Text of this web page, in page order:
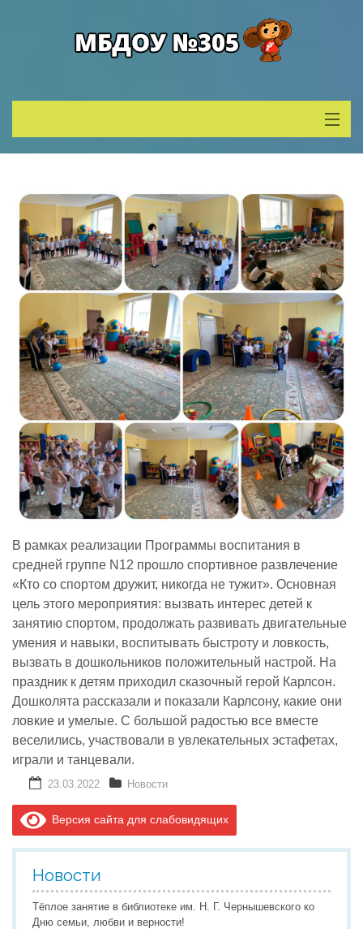
Деятельность
Родителям
Учитель года
Противодействие коррупции
Реализация соц заказа
Напишите нам
В рамках реализации Программы воспитания в
средней группе N12 прошло спортивное развлечение
«Кто со спортом дружит, никогда не тужит». Основная
цель этого мероприятия: вызвать интерес детей к
занятию спортом, продолжать развивать двигательные
умения и навыки, воспитывать быстроту и ловкость,
вызвать в дошкольников положительный настрой. На
праздник к детям приходил сказочный герой Карлсон.
Дошколята рассказали и показали Карлсону, какие они
ловкие и умелые. С большой радостью все вместе
веселились, участвовали в увлекательных эстафетах,
играли и танцевали.
23.03.2022 Новости
Версия сайта для слабовидящих
Новости
Тёплое занятие в библиотеке им. Н. Г. Чернышевского ко
Дню семьи, любви и верности!